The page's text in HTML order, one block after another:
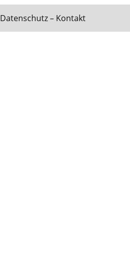
Datenschutz– Kontakt